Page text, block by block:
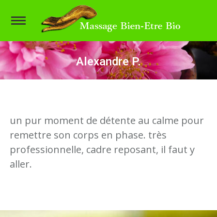
Alexandre P.
Vous êtes ici :
un pur moment de détente au calme pour
remettre son corps en phase. très
professionnelle, cadre reposant, il faut y
aller.